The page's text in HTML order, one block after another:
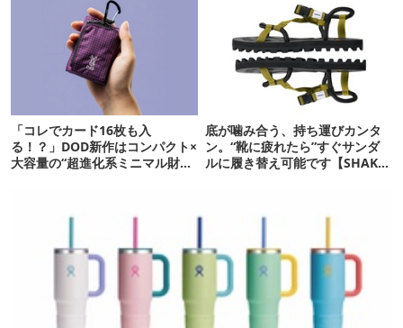
「コレでカード16枚も入
る！？」DOD新作はコンパクト×
大容量の“超進化系ミニマル財
底が噛み合う、持ち運びカンタ
ン。“靴に疲れたら”すぐサンダ
ルに履き替え可能です【SHAKA